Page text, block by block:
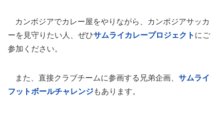
カンボジアでカレー屋をやりながら、カンボジアサッカ
ーを見守りたい人、ぜひサムライカレープロジェクト にご
参加ください。
また、直接クラブチームに参画する兄弟企画、 サムライ
フットボールチャレンジもあります。